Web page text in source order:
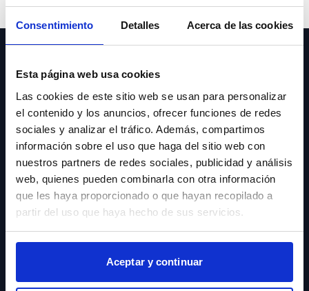
Consentimiento Detalles Acerca de las cookies
Esta página web usa cookies
Las cookies de este sitio web se usan para personalizar
el contenido y los anuncios, ofrecer funciones de redes
sociales y analizar el tráfico. Además, compartimos
información sobre el uso que haga del sitio web con
nuestros partners de redes sociales, publicidad y análisis
web, quienes pueden combinarla con otra información
que les haya proporcionado o que hayan recopilado a
partir del uso que haya hecho de sus servicios.
Aceptar y continuar
NEWSLETTER
Suscríbete y recibe las últimas novedades y ofertas.
Acepto los
Términos y
Condiciones
Suscribirse